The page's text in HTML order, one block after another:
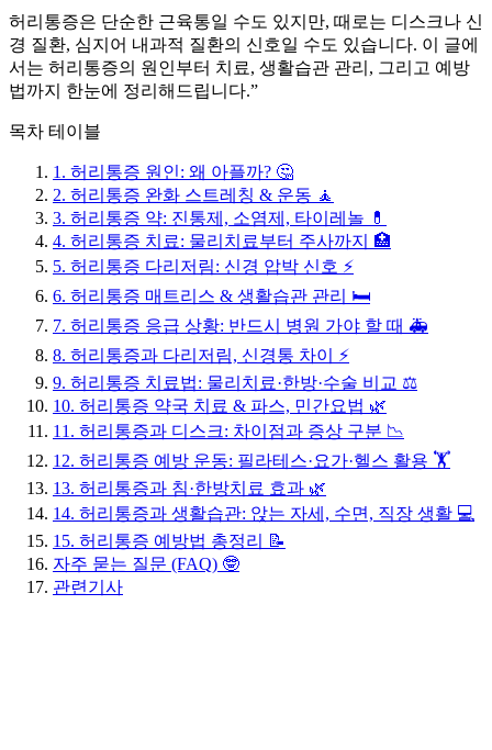
허리통증은 단순한 근육통일 수도 있지만, 때로는 디스크나 신
경 질환, 심지어 내과적 질환의 신호일 수도 있습니다. 이 글에
서는 허리통증의 원인부터 치료, 생활습관 관리, 그리고 예방
법까지 한눈에 정리해드립니다.”
목차 테이블
1. 허리통증 원인: 왜 아플까? 🤔
2. 허리통증 완화 스트레칭 & 운동 🧘
3. 허리통증 약: 진통제, 소염제, 타이레놀 💊
4. 허리통증 치료: 물리치료부터 주사까지 🏥
5. 허리통증 다리저림: 신경 압박 신호 ⚡
6. 허리통증 매트리스 & 생활습관 관리 🛏️
7. 허리통증 응급 상황: 반드시 병원 가야 할 때 🚑
8. 허리통증과 다리저림, 신경통 차이 ⚡
9. 허리통증 치료법: 물리치료·한방·수술 비교 ⚖️
10. 허리통증 약국 치료 & 파스, 민간요법 🌿
11. 허리통증과 디스크: 차이점과 증상 구분 📉
12. 허리통증 예방 운동: 필라테스·요가·헬스 활용 🏋️
13. 허리통증과 침·한방치료 효과 🌿
14. 허리통증과 생활습관: 앉는 자세, 수면, 직장 생활 💻
15. 허리통증 예방법 총정리 📝
자주 묻는 질문 (FAQ) 🤓
관련기사